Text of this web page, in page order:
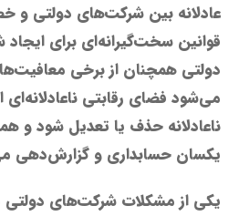
عادلانه بین شرکت‌های دولتی و
قوانین سخت‌گیرانه‌ای برای ایجاد
دولتی همچنان از برخی
می‌شود فضای رقابتی ناعادلانه‌ای
ناعادلانه حذف یا تعدیل شود و
یکسان حسابداری و گزارش‌دهی
یکی از مشکلات شرکت‌های دولتی